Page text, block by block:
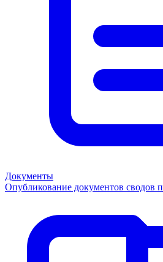
Документы
Опубликование документов сводов